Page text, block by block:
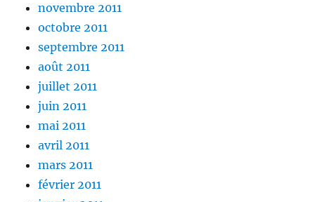
novembre 2011
octobre 2011
septembre 2011
août 2011
juillet 2011
juin 2011
mai 2011
avril 2011
mars 2011
février 2011